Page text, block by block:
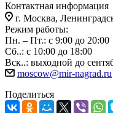
Контактная информация
г. Москва,
Режим работы:
Пн. – Пт.: с 9:00 до 20:00
Сб..: с 10:00 до 18:00
Вск..: выходной до
moscow@mir-nagrad.ru
Поделиться